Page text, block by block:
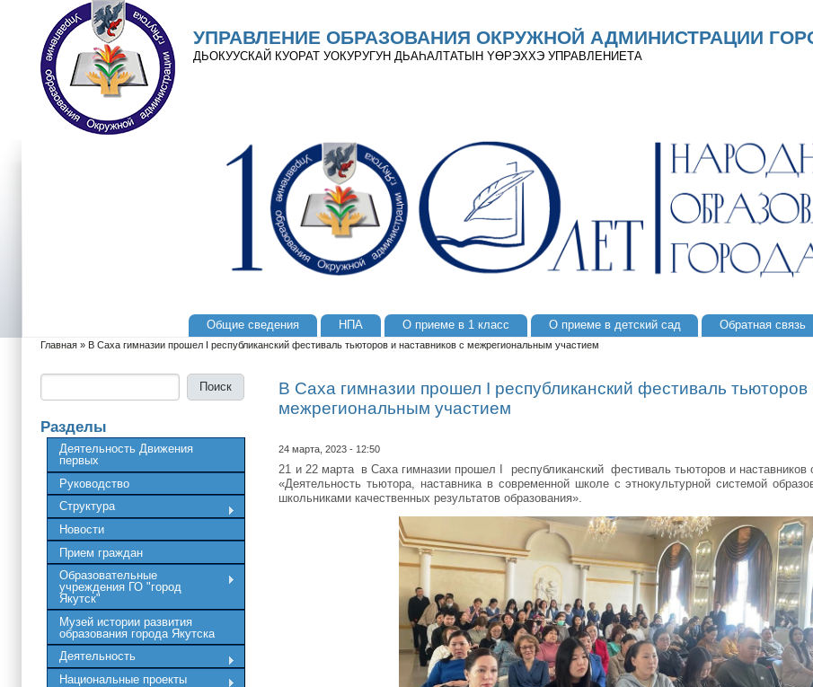
Перейти к основному содержанию
Skip to search
УПРАВЛЕНИЕ ОБРАЗОВАНИЯ ОКРУЖНОЙ АДМИНИСТРАЦИИ
ДЬОКУУСКАЙ КУОРАТ УОКУРУГУН ДЬАҺАЛТАТЫН YӨРЭХХЭ УПРАВЛЕНИЕТА
Общие сведения НПА О приеме в 1 класс О приеме в детский сад Обратная связь
Вы здесь
Главная » В Саха гимназии прошел I республиканский фестиваль тьюторов и наставников с межрегиональным участием
Разделы
Деятельность Движения
первых
Руководство
Структура
Новости
Прием граждан
Образовательные
учреждения ГО "город
Якутск"
Музей истории развития
образования города Якутска
Деятельность
Национальные проекты
В Саха гимназии прошел I республиканский фестиваль тьюторов
межрегиональным участием
24 марта, 2023 - 12:50
21 и 22 марта в Саха гимназии прошел I республиканский фестиваль тьюторов и
«Деятельность тьютора, наставника в современной школе с этнокультурной системой
школьниками качественных результатов образования».